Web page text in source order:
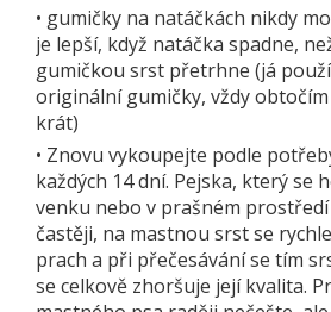
• gumičky na natáčkách nikdy
je lepší, když natáčka spadne,
gumičkou srst přetrhne (já
originální gumičky, vždy
krát)
• Znovu vykoupejte podle
každých 14 dní. Pejska, který se
venku nebo v prašném
častěji, na mastnou srst se
prach a při přečesávání se tím
se celkově zhoršuje její kvalita.